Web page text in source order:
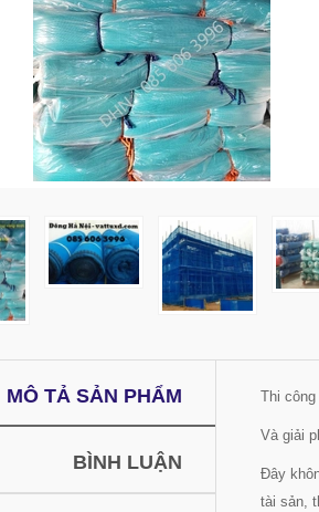
MÔ TẢ SẢN PHẨM
BÌNH LUẬN
Thi công
Và giải
Đây
tài sản,